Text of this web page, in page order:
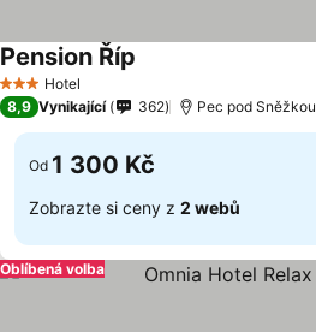
3 Počet hvězdiček
Hotel
Pension Říp
8,9 Vynikající 362 Pec pod Sněžkou
Od 1 300 Kč
Zobrazte si ceny z 2 webů
Oblíbená volba